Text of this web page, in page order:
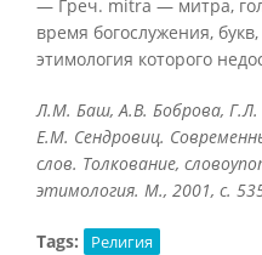
— Греч. mitra — митра,
время богослужения,
этимология которого
Л.М. Баш, А.В. Боброва, Г.Л.
Е.М. Сендровиц.
слов. Толкование,
этимология. М., 2001, с.
Tags: Религия